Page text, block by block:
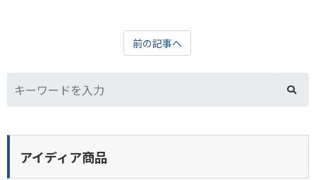
前の記事へ
アイディア商品